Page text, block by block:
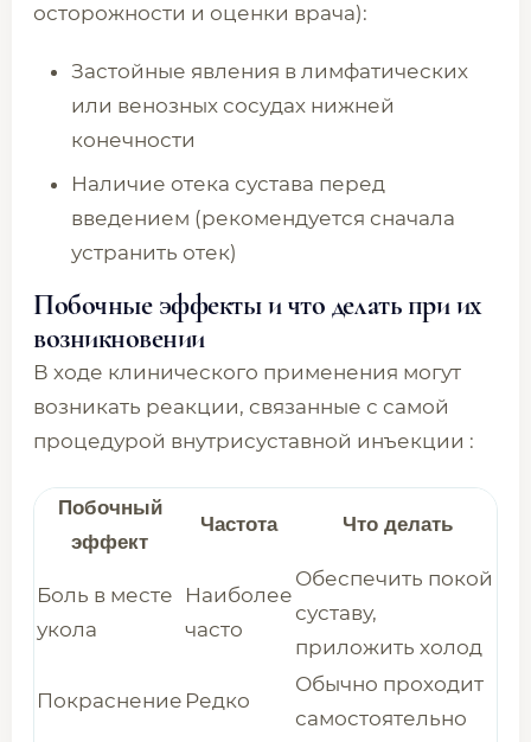
осторожности и оценки врача):
Застойные явления в лимфатических
или венозных сосудах нижней
конечности
Наличие отека сустава перед
введением (рекомендуется сначала
устранить отек)
Побочные эффекты и что делать при их
возникновении
В ходе клинического применения могут
возникать реакции, связанные с самой
процедурой внутрисуставной инъекции :
Побочный
эффект
Частота Что делать
Боль в месте
укола
Наиболее
часто
Обеспечить покой
суставу,
приложить холод
Покраснение Редко
Обычно проходит
самостоятельно